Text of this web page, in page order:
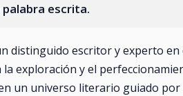
escrita.
distinguido escritor y experto
exploración y el
un universo literario guiado por